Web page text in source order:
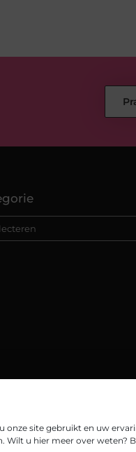
onze site gebruikt en uw
Wilt u hier meer over weten?